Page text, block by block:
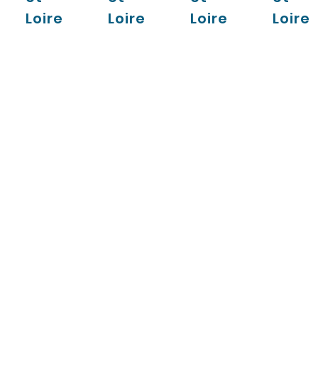
Loire
Loire
Loire
Loire